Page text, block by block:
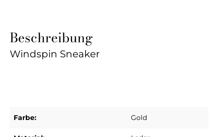
Beschreibung
Windspin Sneaker
Farbe: Gold